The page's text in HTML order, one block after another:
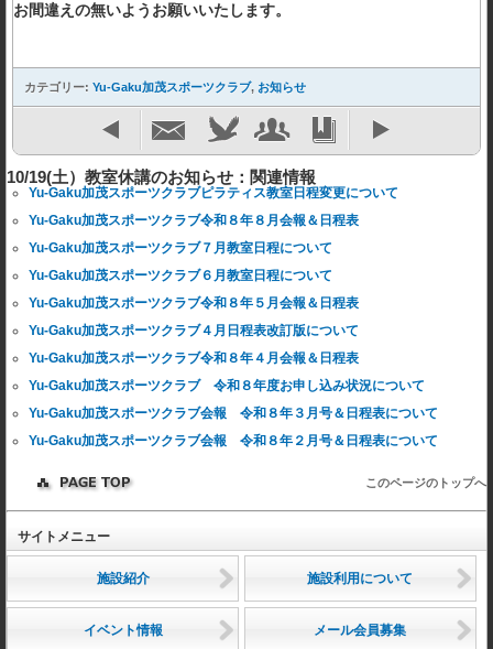
お間違えの無いようお願いいたします。
カテゴリー: Yu-Gaku加茂スポーツクラブ, お知らせ
10/19(土）教室休講のお知らせ：関連情報
Yu-Gaku加茂スポーツクラブピラティス教室日程変更について
Yu-Gaku加茂スポーツクラブ令和８年８月会報＆日程表
Yu-Gaku加茂スポーツクラブ７月教室日程について
Yu-Gaku加茂スポーツクラブ６月教室日程について
Yu-Gaku加茂スポーツクラブ令和８年５月会報＆日程表
Yu-Gaku加茂スポーツクラブ４月日程表改訂版について
Yu-Gaku加茂スポーツクラブ令和８年４月会報＆日程表
Yu-Gaku加茂スポーツクラブ 令和８年度お申し込み状況について
Yu-Gaku加茂スポーツクラブ会報 令和８年３月号＆日程表について
Yu-Gaku加茂スポーツクラブ会報 令和８年２月号＆日程表について
このページのトップへ
サイトメニュー
施設紹介 施設利用について
イベント情報 メール会員募集